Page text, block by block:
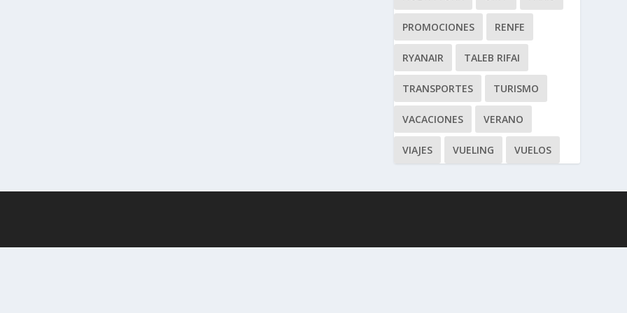
PROMOCIONES RENFE
RYANAIR TALEB RIFAI
TRANSPORTES TURISMO
VACACIONES VERANO
VIAJES VUELING VUELOS